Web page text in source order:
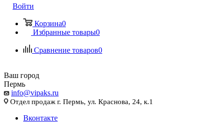
Войти
Корзина0
Избранные товары0
Сравнение товаров0
Ваш город
Пермь
info@vipaks.ru
Отдел продаж г. Пермь, ул. Краснова, 24, к.1
Вконтакте